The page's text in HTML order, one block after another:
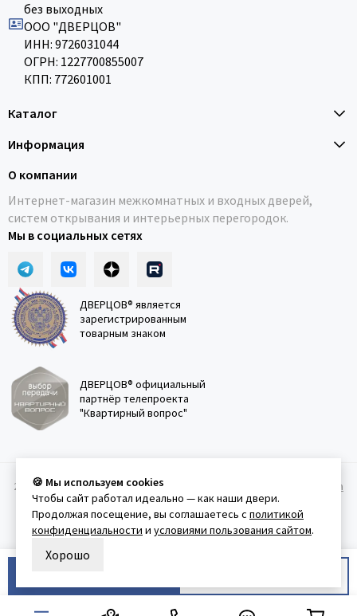
без выходных
ООО "ДВЕРЦОВ"
ИНН: 9726031044
ОГРН: 1227700855007
КПП: 772601001
Каталог
Информация
О компании
Интернет-магазин межкомнатных и входных дверей,
систем открывания и интерьерных перегородок.
Мы в социальных сетях
ДВЕРЦОВ® является
зарегистрированным
товарным знаком
ДВЕРЦОВ® официальный
партнёр телепроекта
"Квартирный вопрос"
2011-2026 © Дверцов. Карта сайта
Политика
конфеденциальности Условия использования сайта
🍪 Мы используем cookies
Чтобы сайт работал идеально — как наши двери.
Продолжая посещение, вы соглашаетесь с политикой
конфиденциальности и условиями пользования сайтом.
Хорошо